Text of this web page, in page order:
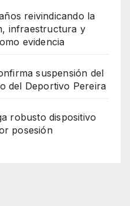
reivindicando la
infraestructura y
evidencia
suspensión del
del Deportivo Pereira
robusto dispositivo
posesión